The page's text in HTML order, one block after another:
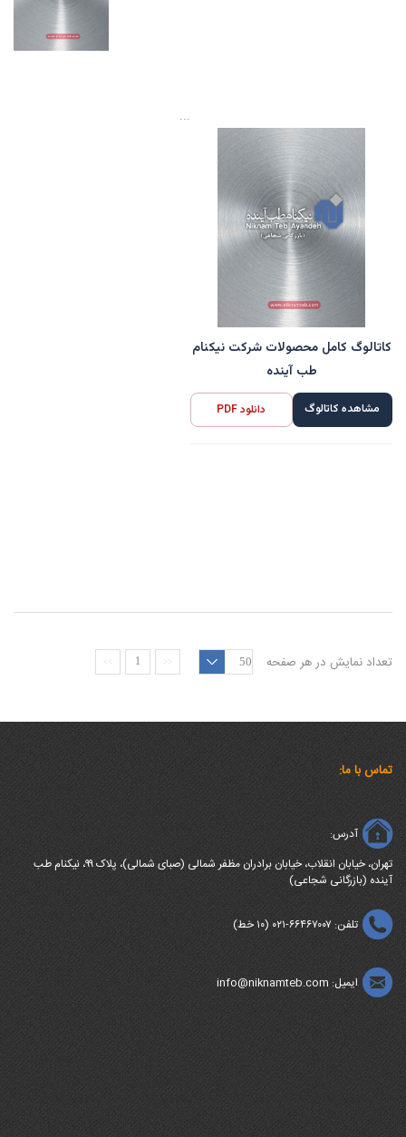
کاتالوگ کامل محصولات شرکت نیکنام
طب آینده
مشاهده کاتالوگ دانلود PDF
...
تعداد نمایش در هر صفحه 1
تماس با ما:
آدرس:
تهران، خیابان انقلاب، خیابان برادران مظفر شمالی (صبای شمالی)، پلاک ۹۹، نیکنام طب
آینده (بازرگانی شجاعی)
تلفن: ۶۶۴۶۷۰۰۷-۰۲۱ (۱۰ خط)
ایمیل: info@niknamteb.com